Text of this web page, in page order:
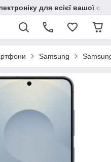
для всієї вашої
Samsung